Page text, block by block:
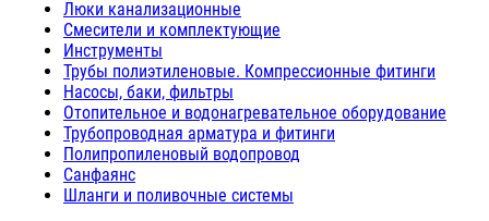
Люки канализационные
Cмесители и комплектующие
Инструменты
Трубы полиэтиленовые. Компрессионные фитинги
Насосы, баки, фильтры
Отопительное и водонагревательное оборудование
Трубопроводная арматура и фитинги
Полипропиленовый водопровод
Санфаянс
Шланги и поливочные системы